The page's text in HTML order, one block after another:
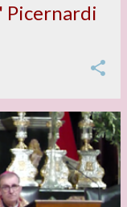
Picernardi